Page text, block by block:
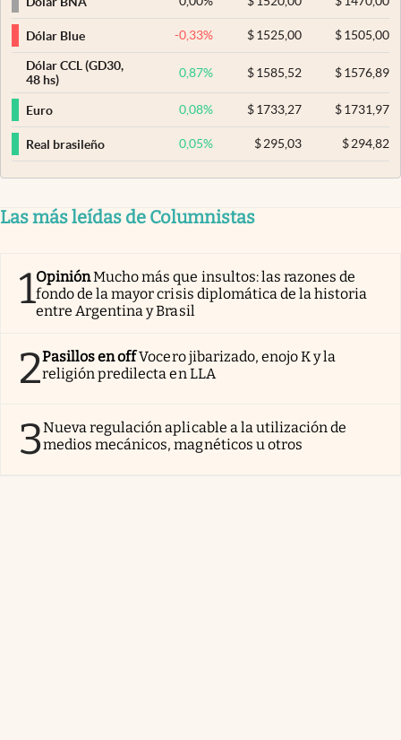
Dólar Blue -0,33% $ 1525,00 $1505,00
Dólar CCL (GD30,
48 hs)
0,87% $ 1585,52 $1576,89
Euro 0,08% $ 1733,27 $1731,97
Real brasileño 0,05% $295,03 $294,82
Las más leídas de Columnistas
1OpiniónMucho más que insultos: las razones de
fondo de la mayor crisis diplomática de la historia
entre Argentina y Brasil
2Pasillos en offVocero jibarizado, enojo K y la
religión predilecta en LLA
3Nueva regulación aplicable a la utilización de
medios mecánicos, magnéticos u otros